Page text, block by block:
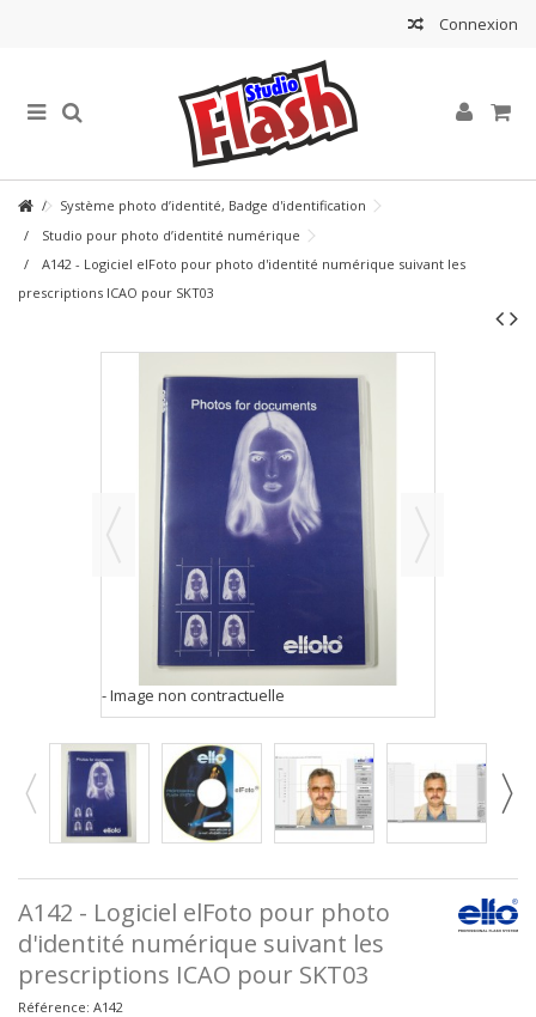
Connexion
Système photo d’identité, Badge d'identification
Studio pour photo d’identité numérique
A142 - Logiciel elFoto pour photo d'identité numérique suivant les
prescriptions ICAO pour SKT03
- Image non contractuelle
A142 - Logiciel elFoto pour photo
d'identité numérique suivant les
prescriptions ICAO pour SKT03
Référence: A142